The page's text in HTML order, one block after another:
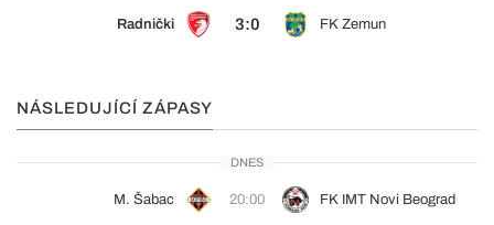
Radnički 3:0 FK Zemun
NÁSLEDUJÍCÍ ZÁPASY
DNES
M. Šabac 20:00 FK IMT Novi Beograd